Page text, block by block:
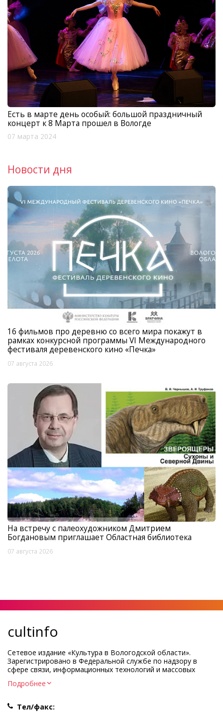
Есть в марте день особый: большой праздничный
концерт к 8 Марта прошел в Вологде
07 марта 2024
Новости дня
16 фильмов про деревню со всего мира покажут в
рамках конкурсной программы VI Международного
фестиваля деревенского кино «Печка»
07 августа 2026
На встречу с палеохудожником Дмитрием
Богдановым приглашает Областная библиотека
07 августа 2026
cultinfo
Сетевое издание «Культура в Вологодской области».
Зарегистрировано в Федеральной службе по надзору в
сфере связи, информационных технологий и массовых
Регистрационный номер и дата принятия решения о
Подробнее
Тел/факс: